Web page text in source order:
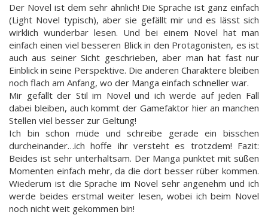
Der Novel ist dem sehr ähnlich! Die Sprache ist ganz einfach
(Light Novel typisch), aber sie gefällt mir und es lässt sich
wirklich wunderbar lesen. Und bei einem Novel hat man
einfach einen viel besseren Blick in den Protagonisten, es ist
auch aus seiner Sicht geschrieben, aber man hat fast nur
Einblick in seine Perspektive. Die anderen Charaktere bleiben
noch flach am Anfang, wo der Manga einfach schneller war.
Mir gefällt der Stil im Novel und ich werde auf jeden Fall
dabei bleiben, auch kommt der Gamefaktor hier an manchen
Stellen viel besser zur Geltung!
Ich bin schon müde und schreibe gerade ein bisschen
durcheinander…ich hoffe ihr versteht es trotzdem! Fazit:
Beides ist sehr unterhaltsam. Der Manga punktet mit süßen
Momenten einfach mehr, da die dort besser rüber kommen.
Wiederum ist die Sprache im Novel sehr angenehm und ich
werde beides erstmal weiter lesen, wobei ich beim Novel
noch nicht weit gekommen bin!